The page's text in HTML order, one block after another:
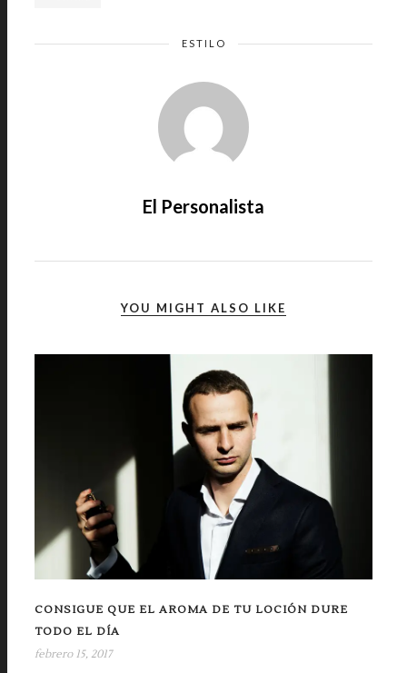
ESTILO
El Personalista
YOU MIGHT ALSO LIKE
CONSIGUE QUE EL AROMA DE TU LOCIÓN DURE
TODO EL DÍA
febrero 15, 2017